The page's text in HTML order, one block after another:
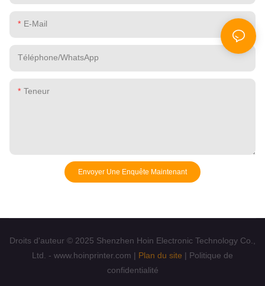
E-Mail
Téléphone/WhatsApp
Teneur
Envoyer Une Enquête Maintenant
Droits d'auteur © 2025 Shenzhen Hoin Electronic Technology Co.,
Ltd. - www.hoinprinter.com | Plan du site | Politique de
confidentialité